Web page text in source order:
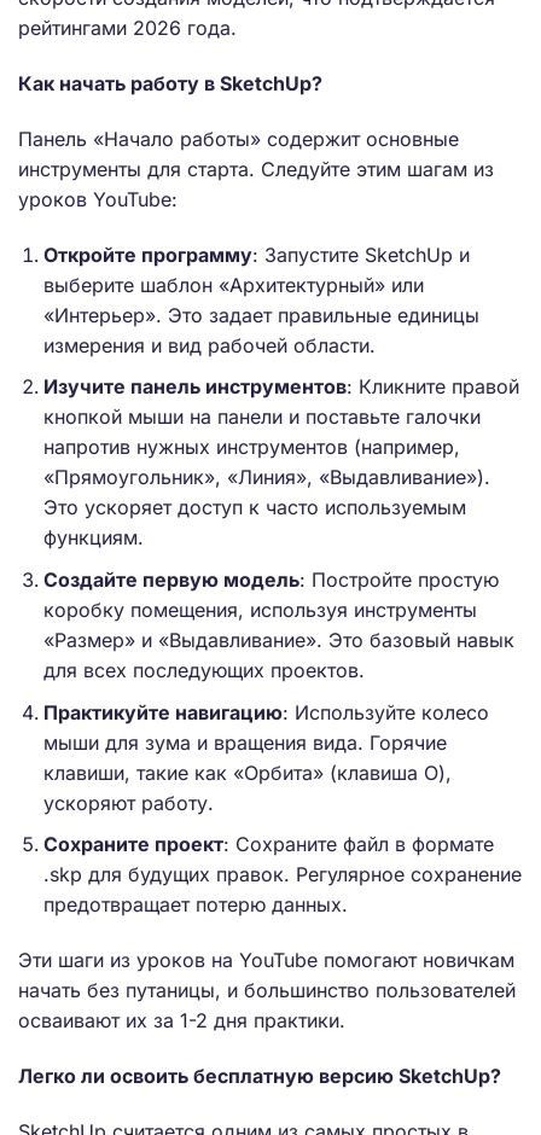
рейтингами 2026 года.
Как начать работу в SketchUp?
Панель «Начало работы» содержит основные
инструменты для старта. Следуйте этим шагам из
уроков YouTube:
Откройте программу: Запустите SketchUp и
выберите шаблон «Архитектурный» или
«Интерьер». Это задает правильные единицы
измерения и вид рабочей области.
Изучите панель инструментов: Кликните правой
кнопкой мыши на панели и поставьте галочки
напротив нужных инструментов (например,
«Прямоугольник», «Линия», «Выдавливание»).
Это ускоряет доступ к часто используемым
функциям.
Создайте первую модель: Постройте простую
коробку помещения, используя инструменты
«Размер» и «Выдавливание». Это базовый навык
для всех последующих проектов.
Практикуйте навигацию: Используйте колесо
мыши для зума и вращения вида. Горячие
клавиши, такие как «Орбита» (клавиша О),
ускоряют работу.
Сохраните проект: Сохраните файл в формате
.skp для будущих правок. Регулярное сохранение
предотвращает потерю данных.
Эти шаги из уроков на YouTube помогают новичкам
начать без путаницы, и большинство пользователей
осваивают их за 1-2 дня практики.
Легко ли освоить бесплатную версию SketchUp?